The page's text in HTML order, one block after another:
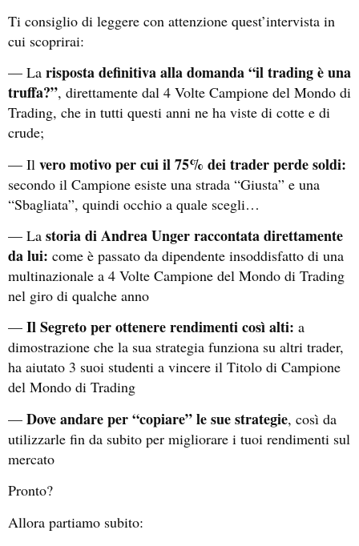
Ti consiglio di leggere con attenzione quest’intervista in
cui scoprirai:
— La risposta definitiva alla domanda “il trading è una
truffa?”, direttamente dal 4 Volte Campione del Mondo di
Trading, che in tutti questi anni ne ha viste di cotte e di
crude;
— Il vero motivo per cui il 75% dei trader perde soldi:
secondo il Campione esiste una strada “Giusta” e una
“Sbagliata”, quindi occhio a quale scegli…
— La storia di Andrea Unger raccontata direttamente
da lui: come è passato da dipendente insoddisfatto di una
multinazionale a 4 Volte Campione del Mondo di Trading
nel giro di qualche anno
— Il Segreto per ottenere rendimenti così alti: a
dimostrazione che la sua strategia funziona su altri trader,
ha aiutato 3 suoi studenti a vincere il Titolo di Campione
del Mondo di Trading
— Dove andare per “copiare” le sue strategie, così da
utilizzarle fin da subito per migliorare i tuoi rendimenti sul
mercato
Pronto?
Allora partiamo subito: